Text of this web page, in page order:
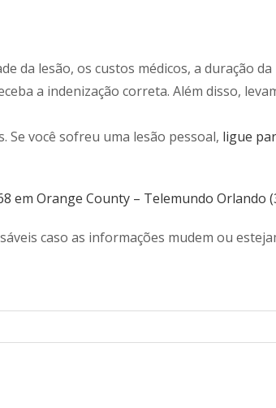
da lesão, os custos médicos, a duração
a indenização correta. Além disso,
Se você sofreu uma lesão pessoal, ligue
em Orange County – Telemundo Orlando
caso as informações mudem ou